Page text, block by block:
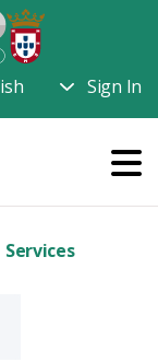
Sign In
Services